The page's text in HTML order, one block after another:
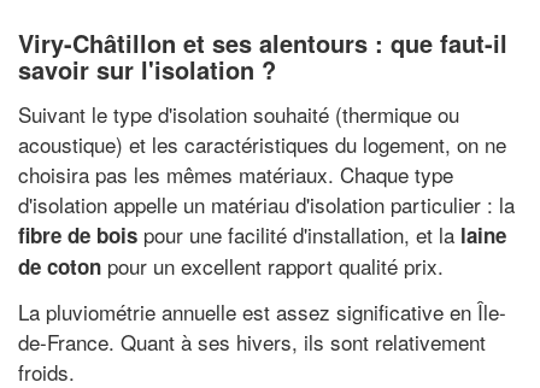
Viry-Châtillon et ses alentours : que faut-il
savoir sur l'isolation ?
Suivant le type d'isolation souhaité (thermique ou
acoustique) et les caractéristiques du logement, on ne
choisira pas les mêmes matériaux. Chaque type
d'isolation appelle un matériau d'isolation particulier : la
fibre de bois pour une facilité d'installation, et la laine
de coton pour un excellent rapport qualité prix.
La pluviométrie annuelle est assez significative en Île-
de-France. Quant à ses hivers, ils sont relativement
froids.